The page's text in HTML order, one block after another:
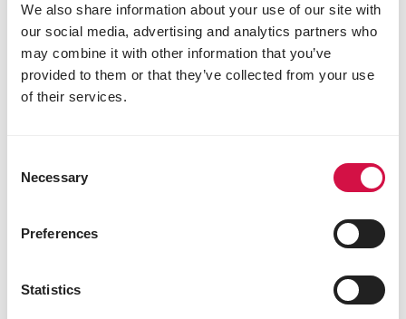
We also share information about your use of our site with
our social media, advertising and analytics partners who
may combine it with other information that you’ve
provided to them or that they’ve collected from your use
of their services.
Selection
Necessary
Preferences
Statistics